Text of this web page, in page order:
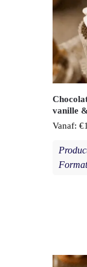
vanille
Vanaf: €